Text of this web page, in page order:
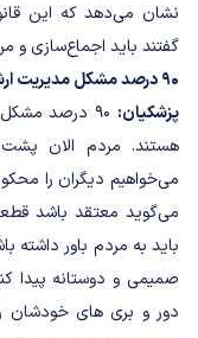
نشان می‌دهد که این
گفتند باید اجماع‌سازی و
۹۰ درصد مشکل مدیریت ارشد است
پزشکیان:
۹۰ درصد
هستند. مردم الان
می‌خواهیم دیگران را
می‌گوید معتقد باشد
باید به مردم باور داشته
صمیمی و دوستانه پیدا
دور و بری های خودشان